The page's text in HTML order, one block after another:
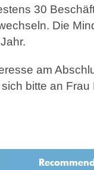
30
Die
am
bitte an